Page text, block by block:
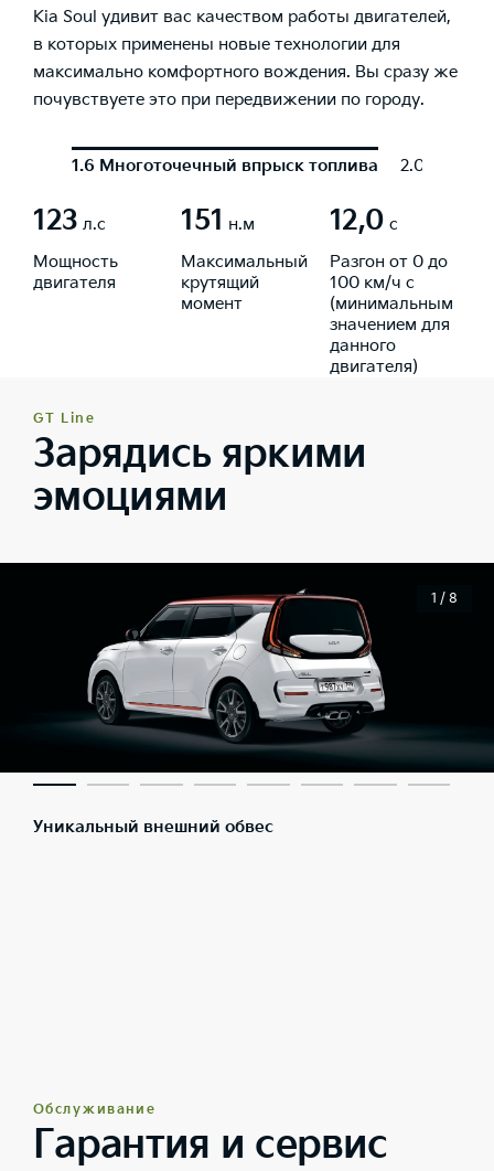
Kia Soul удивит вас качеством работы двигателей,
в которых применены новые технологии для
максимально комфортного вождения. Вы сразу же
почувствуете это при передвижении по городу.
1.6 Многоточечный впрыск топлива 2.0
123 л.с
Мощность
двигателя
151 н.м
Максимальный
крутящий
момент
12,0 с
Разгон от 0 до
100 км/ч с
(минимальным
значением для
данного
двигателя)
GT Line
Зарядись яркими
эмоциями
Уникальный внешний обвес
1 / 8
Обслуживание
Гарантия и сервис